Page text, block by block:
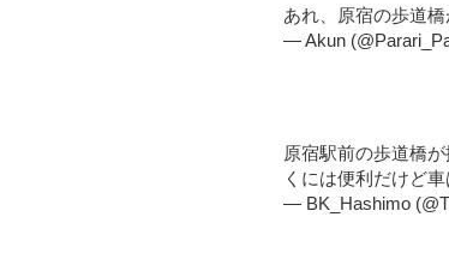
あれ、原宿の歩道
— Akun
原宿駅前の歩道橋
くには便利だけど
— BK_Hashimo